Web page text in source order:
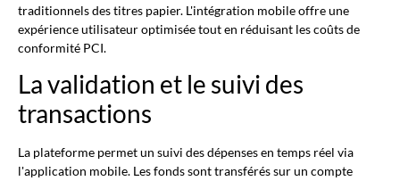
traditionnels des titres papier. L'intégration mobile offre une
expérience utilisateur optimisée tout en réduisant les coûts de
conformité PCI.
La validation et le suivi des
transactions
La plateforme permet un suivi des dépenses en temps réel via
l'application mobile. Les fonds sont transférés sur un compte